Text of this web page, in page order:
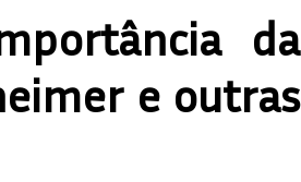
da
e outras